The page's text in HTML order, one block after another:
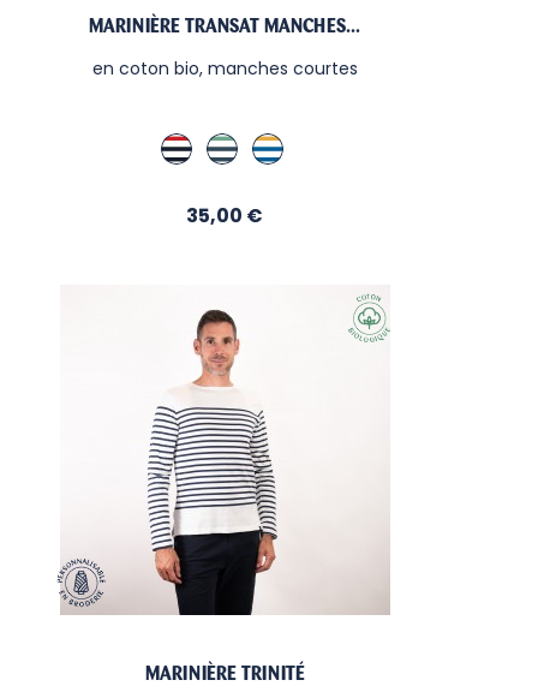
MARINIÈRE TRANSAT MANCHES...
en coton bio, manches courtes
Blanc / Hermes / Marine
Blanc / Menthe / Libellule
Blanc / Curry / Gitane
Prix
35,00 €
MARINIÈRE TRINITÉ